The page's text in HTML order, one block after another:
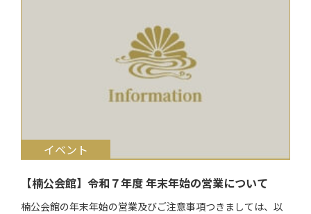
$target_date
イベント
【楠公会館】令和７年度 年末年始の営業について
楠公会館の年末年始の営業及びご注意事項つきましては、以